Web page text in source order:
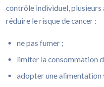
contrôle individuel,
réduire le risque de cancer :
ne pas fumer ;
limiter la consommation
adopter une alimentation